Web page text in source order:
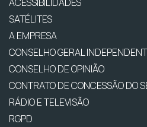
SATÉLITES
A EMPRESA
CONSELHO GERAL
CONSELHO DE OPINIÃO
CONTRATO DE CONCESSÃO DO
RÁDIO E TELEVISÃO
RGPD